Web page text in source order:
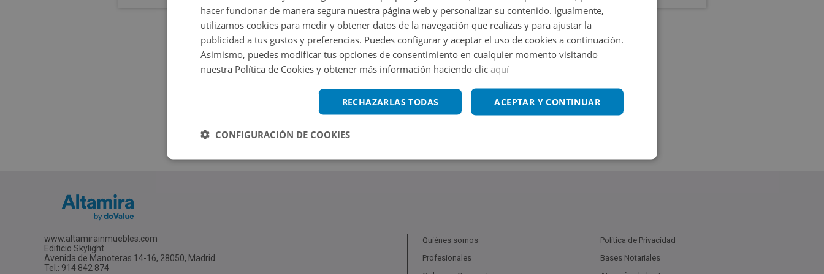
www.altamirainmuebles.com
Edificio Skylight
Avenida de Manoteras 14-16, 28050, Madrid
Tel.: 914 842 874
Quiénes somos
Profesionales
Política de Privacidad
Bases Notariales
hacer funcionar de manera segura nuestra página web y personalizar su contenido. Igualmente,
utilizamos cookies para medir y obtener datos de la navegación que realizas y para ajustar la
publicidad a tus gustos y preferencias. Puedes configurar y aceptar el uso de cookies a continuación.
Asimismo, puedes modificar tus opciones de consentimiento en cualquier momento visitando
nuestra Política de Cookies y obtener más información haciendo clic aquí
ACEPTAR Y CONTINUAR
RECHAZARLAS TODAS
CONFIGURACIÓN DE COOKIES